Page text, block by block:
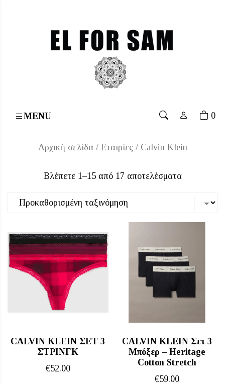
MENU 0
Αρχική σελίδα/ Εταιρίες / Calvin Klein
Βλέπετε 1–15 από 17 αποτελέσματα
CALVIN KLEIN ΣΕΤ 3
ΣΤΡΙΝΓΚ
€52.00
CALVIN KLEIN Σετ 3
Μπόξερ – Heritage
Cotton Stretch
€59.00